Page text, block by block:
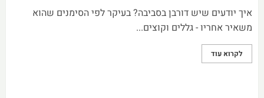
איך יודעים שיש דורבן בסביבה? בעיקר לפי הסימנים שהוא
משאיר אחריו - גללים וקוצים...
לקרוא עוד